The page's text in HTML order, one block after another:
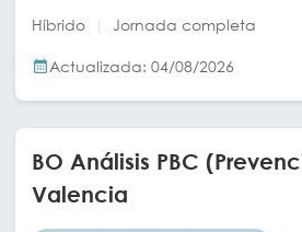
Híbrido Jornada completa
Actualizada: 04/08/2026
BO Análisis PBC
Valencia